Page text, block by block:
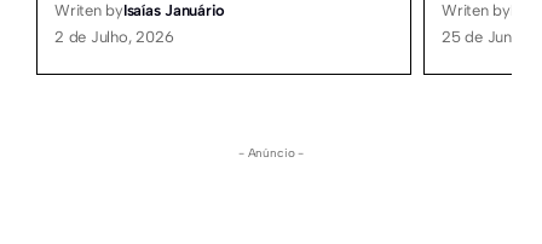
Writen byIsaías Januário
2 de Julho, 2026
Writen by
25 de Junho,
- Anúncio -